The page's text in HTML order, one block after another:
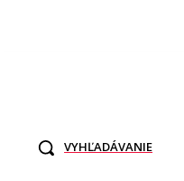
VYHĽADÁVANIE